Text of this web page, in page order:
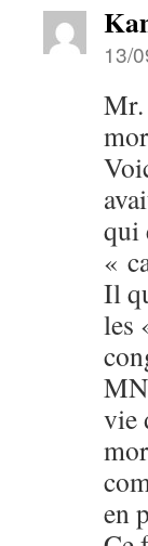
13/
Mr.
qui
«
Il
les
vie
en